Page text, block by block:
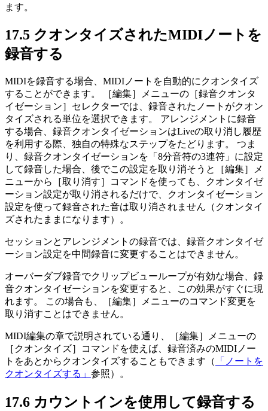
ます。
17.5 クオンタイズされたMIDIノートを
録音する
MIDIを録音する場合、MIDIノートを自動的にクオンタイズ
することができます。 ［編集］メニューの［録音クオンタ
イゼーション］セレクターでは、録音されたノートがクオン
タイズされる単位を選択できます。 アレンジメントに録音
する場合、録音クオンタイゼーションはLiveの取り消し履歴
を利用する際、独自の特殊なステップをたどります。 つま
り、録音クオンタイゼーションを「8分音符の3連符」に設定
して録音した場合、後でこの設定を取り消そうと［編集］メ
ニューから［取り消す］コマンドを使っても、クオンタイゼ
ーション設定が取り消されるだけで、クオンタイゼーション
設定を使って録音された音は取り消されません（クオンタイ
ズされたままになります）。
セッションとアレンジメントの録音では、録音クオンタイゼ
ーション設定を中間録音に変更することはできません。
オーバーダブ録音でクリップビューループが有効な場合、録
音クオンタイゼーションを変更すると、この効果がすぐに現
れます。 この場合も、［編集］メニューのコマンド変更を
取り消すことはできません。
MIDI編集の章で説明されている通り、［編集］メニューの
［クオンタイズ］コマンドを使えば、録音済みのMIDIノー
トをあとからクオンタイズすることもできます（
「ノートを
クオンタイズする」 参照）。
17.6 カウントインを使用して録音する